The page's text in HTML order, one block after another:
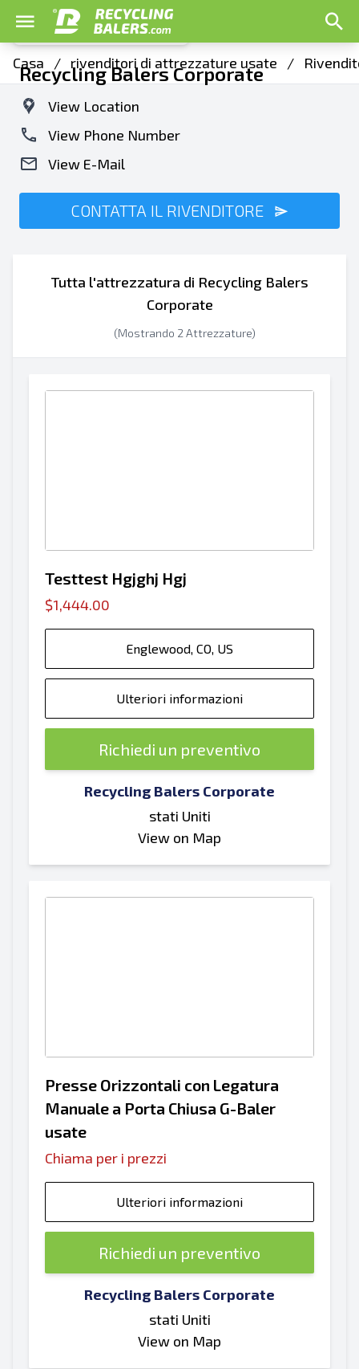
Casa / rivenditori di attrezzature usate /
Recycling Balers Corporate
View Location
View Phone Number
View E-Mail
CONTATTA IL RIVENDITORE
Tutta l'attrezzatura di Recycling Balers
Corporate
(Mostrando 2 Attrezzature)
Testtest Hgjghj Hgj
$1,444.00
Englewood, CO, US
Ulteriori informazioni
Richiedi un preventivo
Recycling Balers Corporate
stati Uniti
View on Map
Presse Orizzontali con Legatura
Manuale a Porta Chiusa G-Baler
usate
Chiama per i prezzi
Ulteriori informazioni
Richiedi un preventivo
Recycling Balers Corporate
stati Uniti
View on Map